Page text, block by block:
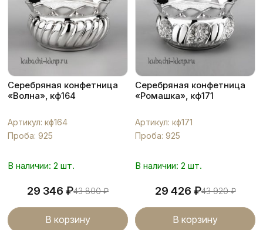
Серебряная конфетница
«Волна», кф164
Артикул: кф164
Проба: 925
В наличии: 2 шт.
29 346 ₽43 800₽
В корзину
Серебряная конфетница
«Ромашка», кф171
Артикул: кф171
Проба: 925
В наличии: 2 шт.
29 426 ₽43 920₽
В корзину